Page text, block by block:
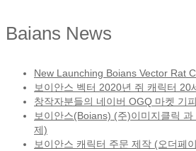
Baians News
New Launching Boians Vector Rat
보이안스 벡터 2020년 쥐 캐릭터 20
창작자분들의 네이버 OGQ 마켓 기
보이안스(Boians) (주)이미지클릭
제)
보이안스 캐릭터 주문 제작 (오더페